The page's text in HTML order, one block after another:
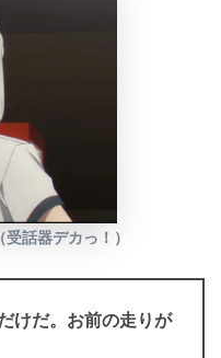
話器デカっ！）
けだ。お前の走りが